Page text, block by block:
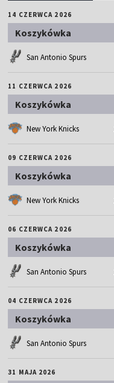
14 CZERWCA 2026
Koszykówka
San Antonio Spurs
11 CZERWCA 2026
Koszykówka
New York Knicks
09 CZERWCA 2026
Koszykówka
New York Knicks
06 CZERWCA 2026
Koszykówka
San Antonio Spurs
04 CZERWCA 2026
Koszykówka
San Antonio Spurs
31 MAJA 2026